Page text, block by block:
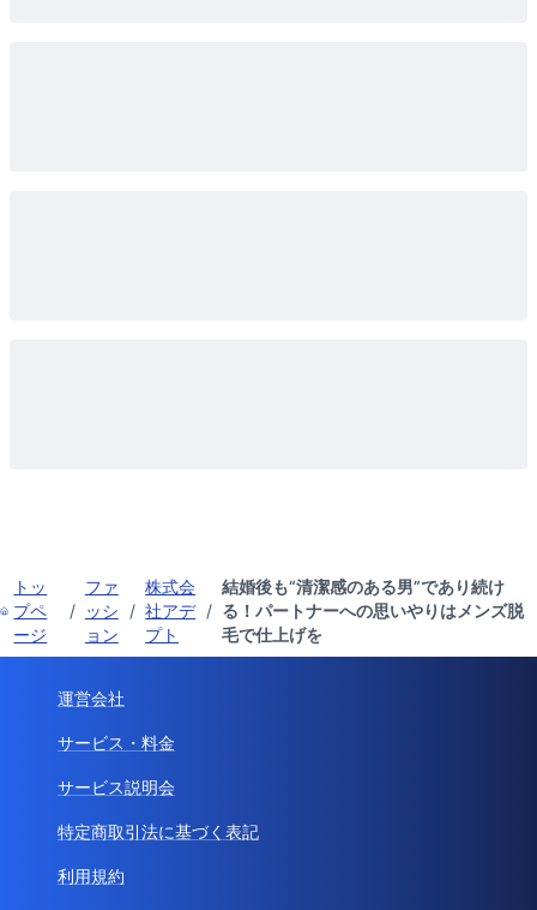
トッ
プペ
ージ
/
ファ
ッシ
ョン
/
株式会
社アデ
プト
/
結婚後も“清潔感のある男”であり続け
る！パートナーへの思いやりはメンズ脱
毛で仕上げを
運営会社
サービス・料金
サービス説明会
特定商取引法に基づく表記
利用規約